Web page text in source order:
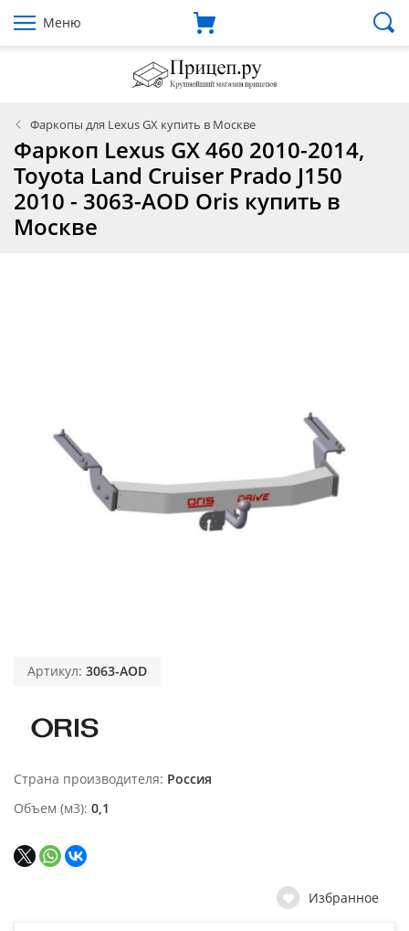
Меню
Фаркопы для Lexus GX купить в Москве
Фаркоп Lexus GX 460 2010-2014,
Toyota Land Cruiser Prado J150
2010 - 3063-AOD Oris купить в
Москве
Артикул: 3063-AOD
Страна производителя Россия
Объем (м3) 0,1
Избранное